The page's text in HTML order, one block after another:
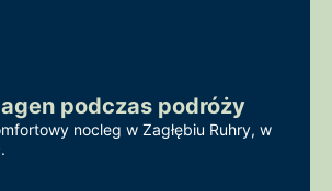
podczas podróży
nocleg w Zagłębiu Ruhry, w